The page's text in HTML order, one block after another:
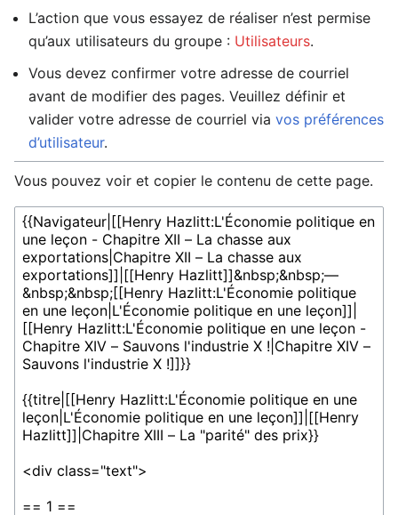
L’action que vous essayez de réaliser n’est permise
qu’aux utilisateurs du groupe : Utilisateurs.
Vous devez confirmer votre adresse de courriel
avant de modifier des pages. Veuillez définir et
valider votre adresse de courriel via vos préférences
d’utilisateur.
Vous pouvez voir et copier le contenu de cette page.